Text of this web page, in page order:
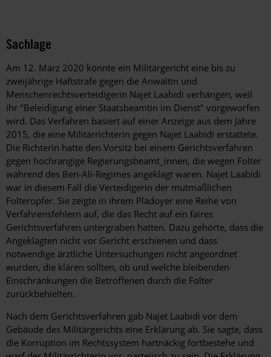
Sachlage
Am 12. März 2020 könnte ein Militärgericht eine bis zu
zweijährige Haftstrafe gegen die Anwältin und
Menschenrechtsverteidigerin Najet Laabidi verhängen, weil
ihr "Beleidigung einer Staatsbeamtin im Dienst" vorgeworfen
wird. Das Verfahren basiert auf einer Anzeige aus dem Jahre
2015, die eine Militärrichterin gegen Najet Laabidi erstattete.
Die Richterin hatte den Vorsitz bei einem Gerichtsverfahren
gegen hochrangige Regierungsbeamt_innen, die wegen Folter
während des Ben-Ali-Regimes angeklagt waren. Najet Laabidi
war in diesem Fall die Verteidigerin der mutmaßlichen
Folteropfer. Sie zeigte in ihrem Plädoyer eine Reihe von
Verfahrensfehlern auf, die das Recht auf ein faires
Gerichtsverfahren untergraben hatten. Dazu gehörte, dass die
Angeklagten nicht vor Gericht erschienen und dass
notwendige ärztliche Untersuchungen nicht angeordnet
wurden, die klären sollten, ob und welche bleibenden
Einschränkungen die Betroffenen durch die Folter
zurückbehielten.
Nach dem Gerichtsverfahren gab Najet Laabidi vor dem
Gebäude des Militärgerichts eine Erklärung ab. Sie sagte, dass
die Korruption im Rechtssystem hartnäckig fortbestehe und